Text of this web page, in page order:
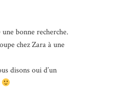
bonne recherche.
chez Zara à une
disons oui d’un